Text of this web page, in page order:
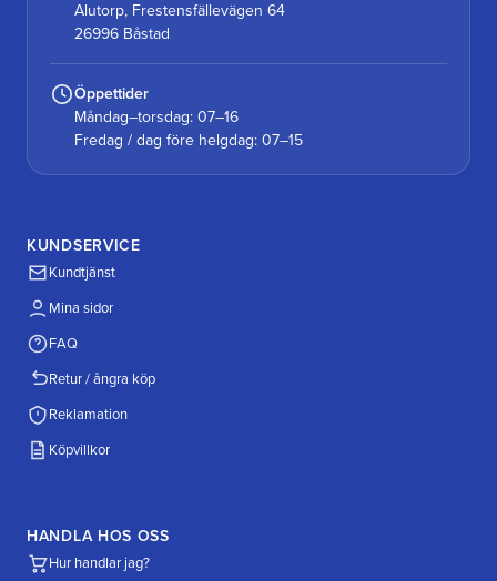
Alutorp, Frestensfällevägen 64
26996 Båstad
Öppettider
Måndag–torsdag: 07–16
Fredag / dag före helgdag: 07–15
KUNDSERVICE
Kundtjänst
Mina sidor
FAQ
Retur / ångra köp
Reklamation
Köpvillkor
HANDLA HOS OSS
Hur handlar jag?